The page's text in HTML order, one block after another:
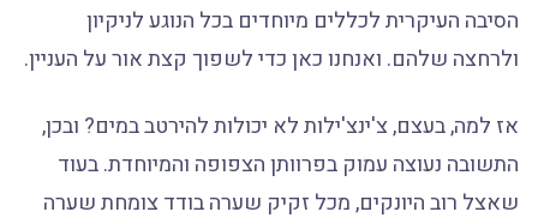
הסיבה העיקרית לכללים מיוחדים בכל הנוגע לניקיון
ולרחצה שלהם. ואנחנו כאן כדי לשפוך קצת אור על העניין.
אז למה, בעצם, צ'ינצ'ילות לא יכולות להירטב במים? ובכן,
התשובה נעוצה עמוק בפרוותן הצפופה והמיוחדת. בעוד
שאצל רוב היונקים, מכל זקיק שערה בודד צומחת שערה